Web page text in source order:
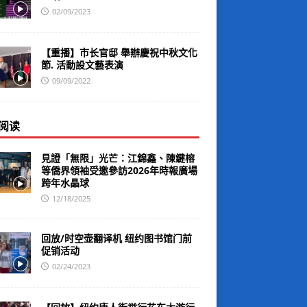
02/09/2023
【重播】市长官邸 舉辦慶祝中秋文化
節. 活動設文藝表演
09/09/2022
读
見證「無限」光芒：江錦鑫、陳鍵榕
等僑界領袖受邀參訪2026年時報廣場
跨年水晶球
12/18/2025
回放/时空壶翻译机 纽约图书馆门前
促销活动
02/24/2023